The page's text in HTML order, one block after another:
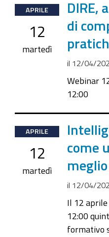
2022-
04-
12T10:00:00+02:00
2022-
APRILE
12
martedì
DIRE,
di
il 12/04/
Webinar
12:00
2022-
04-
12T10:00:00+02:00
2022-
APRILE
12
martedì
come
il 12/04/
Il 12
12:00
formativo